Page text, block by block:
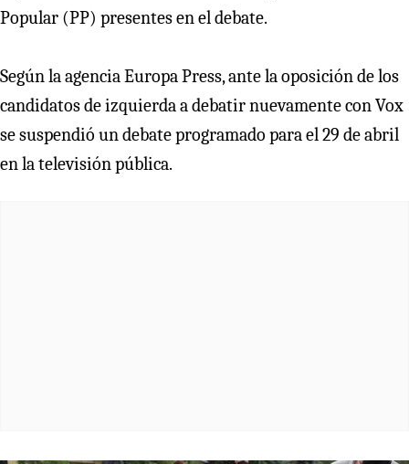
Popular (PP) presentes en el debate.
Según la agencia Europa Press, ante la oposición de los
candidatos de izquierda a debatir nuevamente con Vox
se suspendió un debate programado para el 29 de abril
en la televisión pública.